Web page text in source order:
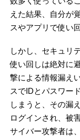
えた結果、自分が
スやアプリで使い
しかし、セキュリ
使い回しは絶対に
撃による情報漏え
スでIDとパスワー
しまうと、その漏
ログインされ、被
サイバー攻撃者は